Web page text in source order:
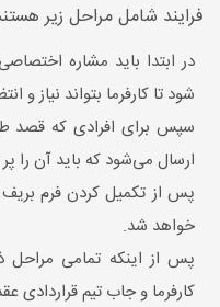
فرایند شامل مراحل زیر
در ابتدا باید مشاره
شود تا کارفرما بتواند نیاز و
سپس برای افرادی که قصد
ارسال می‌شود که باید آن را
پس از تکمیل کردن فرم بریف
خواهد شد.
پس از اینکه تمامی مراحل
کارفرما و جاب تیم قراردادی